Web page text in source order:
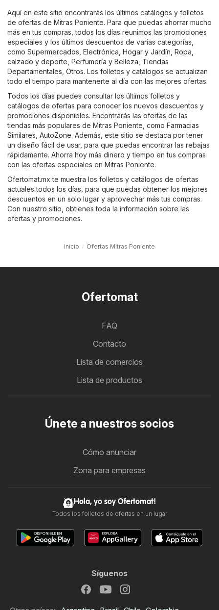
Aquí en este sitio encontrarás los últimos catálogos y folletos
de ofertas de Mitras Poniente. Para que puedas ahorrar mucho
más en tus compras, todos los días reunimos las promociones
especiales y los últimos descuentos de varias categorías,
como Supermercados Electrónica Hogar y Jardín Ropa,
calzado y deporte Perfumería y Belleza Tiendas
Departamentales Otros. Los folletos y catálogos se actualizan
todo el tiempo para mantenerte al día con las mejores ofertas.
Todos los días puedes consultar los últimos folletos y
catálogos de ofertas para conocer los nuevos descuentos y
promociones disponibles. Encontrarás las ofertas de las
tiendas más populares de Mitras Poniente, como Farmacias
Similares AutoZone. Además, este sitio se destaca por tener
un diseño fácil de usar, para que puedas encontrar las rebajas
rápidamente. Ahorra hoy más dinero y tiempo en tus compras
con las ofertas especiales en Mitras Poniente.
Ofertomat.mx te muestra los folletos y catálogos de ofertas
actuales todos los días, para que puedas obtener los mejores
descuentos en un solo lugar y aprovechar más tus compras.
Con nuestro sitio, obtienes toda la información sobre las
ofertas y promociones.
Inicio Ofertas Mitras Poniente
Ofertomat
FAQ
Contacto
Lista de comercios
Lista de productos
Únete a nuestros socios
Cómo anunciar
Zona para empresas
Hola, yo soy Ofertomat!
Todos los folletos de ofertas en un lugar
Síguenos